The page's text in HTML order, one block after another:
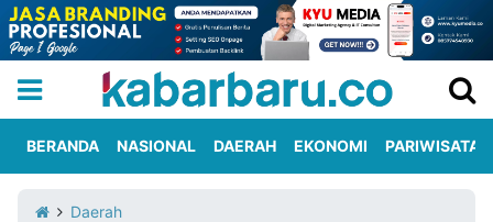
BERANDA NASIONAL DAERAH EKONOMI PARIWISATA
Daerah